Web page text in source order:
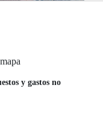
mapa
y gastos no